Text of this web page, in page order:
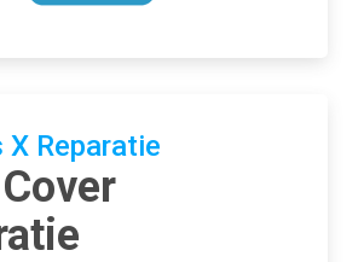
X Reparatie